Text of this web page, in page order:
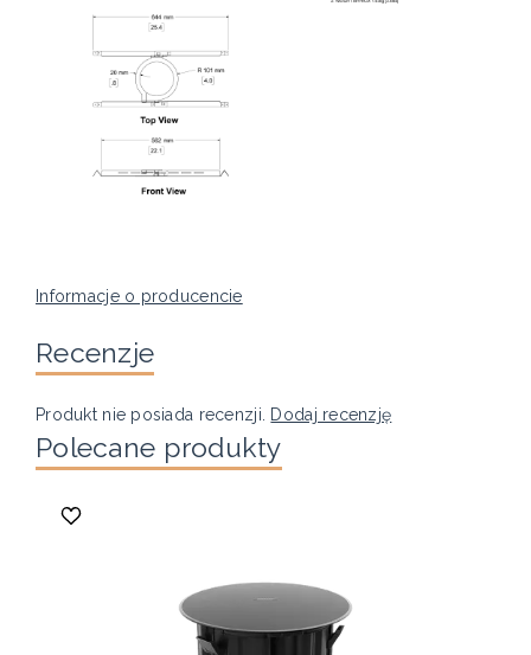
Informacje o producencie
Recenzje
Produkt nie posiada recenzji. Dodaj recenzję
Polecane produkty